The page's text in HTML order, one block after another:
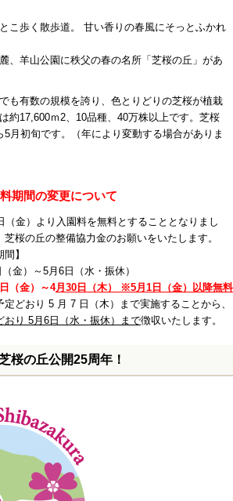
こ歩く散歩道。
甘い香りの春風にそっとふかれ
、羊山公園に秩父の春の名所「芝桜の丘」があ
も有数の規模を誇り、色とりどりの芝桜が植栽
約17,600ｍ2、10品種、40万株以上です。芝桜
月初旬です。（年により変動する場合がありま
期間の変更について
（金）より入園料を無料とすることとなりまし
桜の丘の整備協力金のお願いをいたします。
】
金）～5月6日（水・振休）
（金）～4月30日（木） ※5月1日（金）以降無料
どおり 5 月 7 日（木）まで実施することから、
おり 5月6日（水・振休）まで徴収いたします。
桜の丘公開25周年！